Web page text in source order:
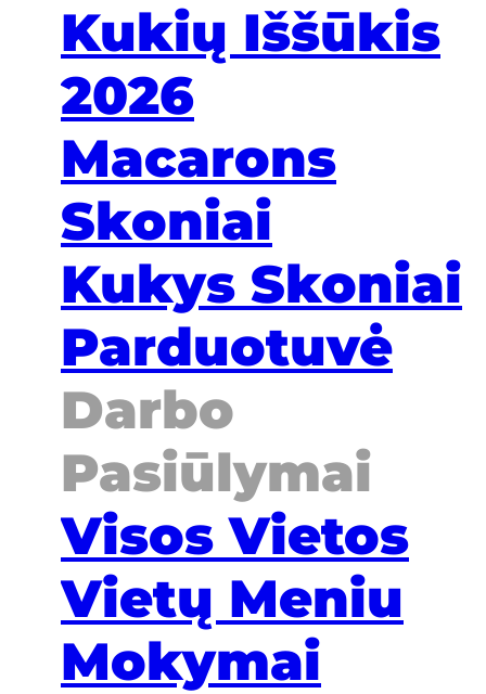
Kukių Iššūkis
2026
Macarons
Skoniai
Kukys Skoniai
Parduotuvė
Darbo
Pasiūlymai
Visos Vietos
Vietų Meniu
Mokymai